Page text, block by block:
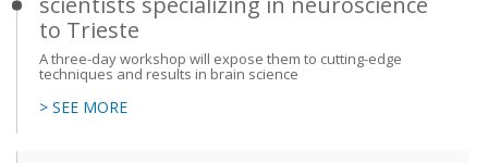
to Trieste
A three-day workshop will expose them to cutting-edge
techniques and results in brain science
> SEE MORE